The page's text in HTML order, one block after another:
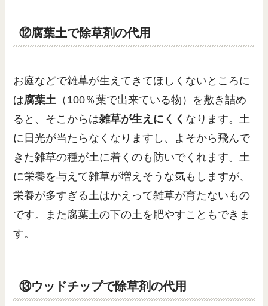
⑫腐葉土で除草剤の代用
お庭などで雑草が生えてきてほしくないところに
は腐葉土 （100％葉で出来ている物）を敷き詰め
ると、そこからは雑草が生えにくく なります。土
に日光が当たらなくなりますし、よそから飛んで
きた雑草の種が土に着くのも防いでくれます。土
に栄養を与えて雑草が増えそうな気もしますが、
栄養が多すぎる土はかえって雑草が育たないもの
です。また腐葉土の下の土を肥やすこともできま
す。
⑬ウッドチップで除草剤の代用